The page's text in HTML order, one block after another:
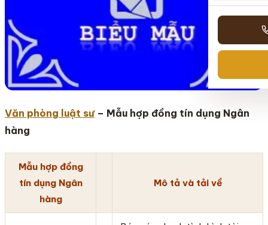
Văn phòng luật sư– Mẫu hợp đồng tín dụng Ngân
hàng
Mẫu hợp đồng
tín dụng Ngân
hàng
Mô tả và tải về